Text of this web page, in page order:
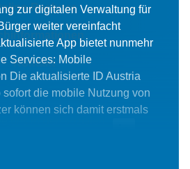
zur digitalen Verwaltung für
weiter vereinfacht
App bietet nunmehr
Services: Mobile
Die aktualisierte ID Austria
sofort die mobile Nutzung von
können sich damit erstmals
Rechner
Kontakt
uns in den sozialen